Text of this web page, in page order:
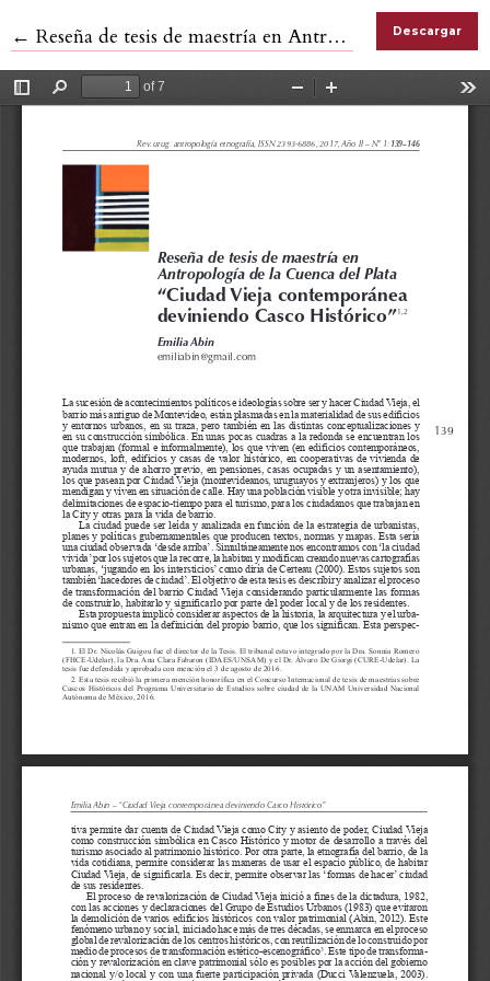
← Volver a los detalles del artículo
Reseña de tesis de maestría en Antropología de la Cuenca del Plata “Ciudad Vieja contemporánea deviniendo Casco Histórico” Descargar